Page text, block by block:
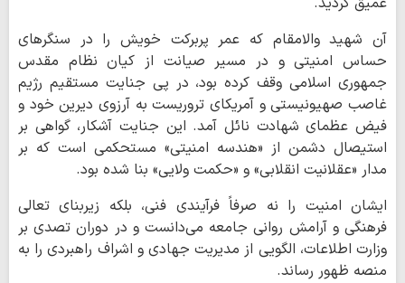
آن شهید والامقام که عمر پربرکت خویش را در سنگرهای
حساس امنیتی و در مسیر صیانت از کیان نظام مقدس
جمهوری اسلامی وقف کرده بود، در پی جنایت مستقیم رژیم
غاصب صهیونیستی و آمریکای تروریست به آرزوی دیرین خود و
فیض عظمای شهادت نائل آمد. این جنایت آشکار، گواهی بر
استیصال دشمن از «هندسه امنیتی» مستحکمی است که بر
مدار «عقلانیت انقلابی» و «حکمت ولایی» بنا شده بود.
ایشان امنیت را نه صرفاً فرآیندی فنی، بلکه زیربنای تعالی
فرهنگی و آرامش روانی جامعه می‌دانست و در دوران تصدی بر
وزارت اطلاعات، الگویی از مدیریت جهادی و اشراف راهبردی را به
منصه‌ ظهور رساند.